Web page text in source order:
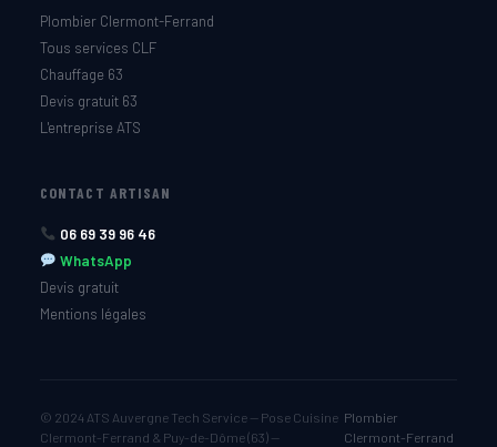
Plombier Clermont-Ferrand
Tous services CLF
Chauffage 63
Devis gratuit 63
L'entreprise ATS
CONTACT ARTISAN
06 69 39 96 46
WhatsApp
Devis gratuit
Mentions légales
© 2024 ATS Auvergne Tech Service — Pose Cuisine
Clermont-Ferrand & Puy-de-Dôme (63) —
Plombier
Clermont-Ferrand